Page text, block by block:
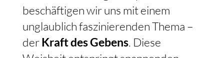
beschäftigen wir uns mit einem
unglaublich faszinierenden Thema –
derKraft des Gebens. Diese